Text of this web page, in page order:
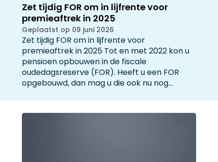
Zet tijdig FOR om in lijfrente voor
premieaftrek in 2025
Geplaatst op 09 juni 2026
Zet tijdig FOR om in lijfrente voor
premieaftrek in 2025 Tot en met 2022 kon u
pensioen opbouwen in de fiscale
oudedagsreserve (FOR). Heeft u een FOR
opgebouwd, dan mag u die ook nu nog…